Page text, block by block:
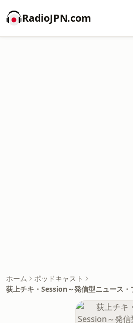
RadioJPN.com
ホーム
ポッドキャスト
荻上チキ・Session～発信型ニュース・